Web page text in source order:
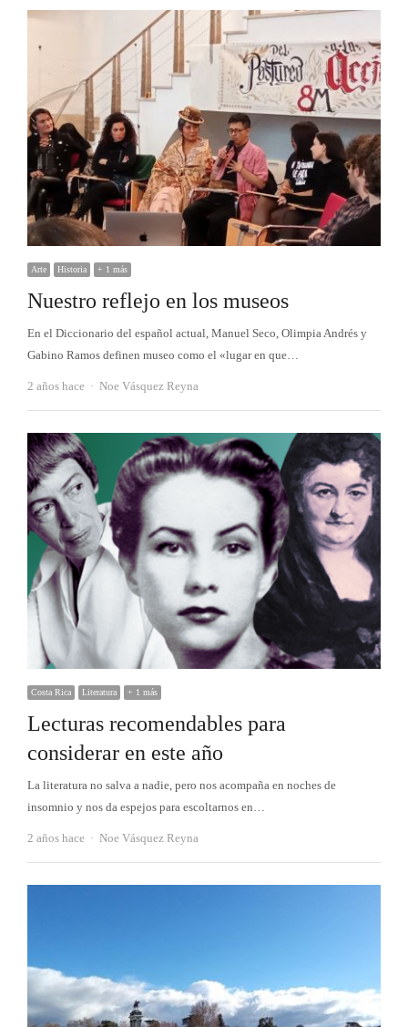
Arte Historia + 1 más
Nuestro reflejo en los museos
En el Diccionario del español actual, Manuel Seco, Olimpia Andrés y
Gabino Ramos definen museo como el «lugar en que…
2 años hace Autor
Noe Vásquez Reyna
Costa Rica Literatura + 1 más
Lecturas recomendables para
considerar en este año
La literatura no salva a nadie, pero nos acompaña en noches de
insomnio y nos da espejos para escoltarnos en…
2 años hace Autor
Noe Vásquez Reyna